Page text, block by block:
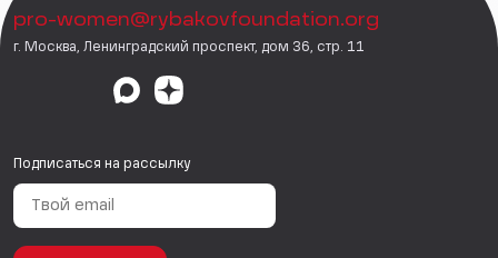
pro-women@rybakovfoundation.org
г. Москва, Ленинградский проспект, дом 36, стр. 11
Подписаться на рассылку